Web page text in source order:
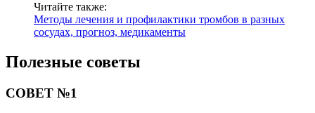
Читайте также:
Методы лечения и профилактики тромбов в разных
сосудах, прогноз, медикаменты
Полезные советы
СОВЕТ №1